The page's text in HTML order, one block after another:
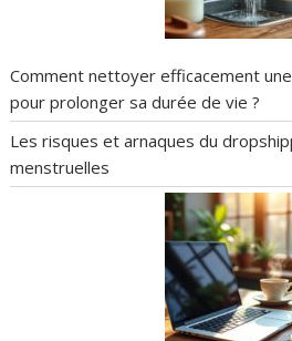
Comment nettoyer efficacement
pour prolonger sa durée de vie ?
Les risques et arnaques du
menstruelles